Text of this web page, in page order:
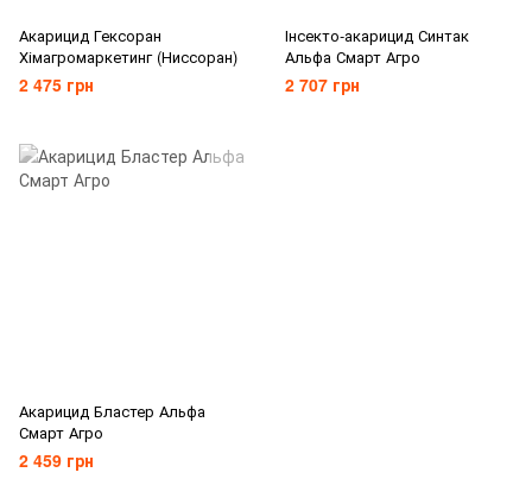
Акарицид Гексоран
Хімагромаркетинг (Ниссоран)
2 475 грн
Інсекто-акарицид Синтак
Альфа Смарт Агро
2 707 грн
Акарицид Бластер Альфа
Смарт Агро
2 459 грн